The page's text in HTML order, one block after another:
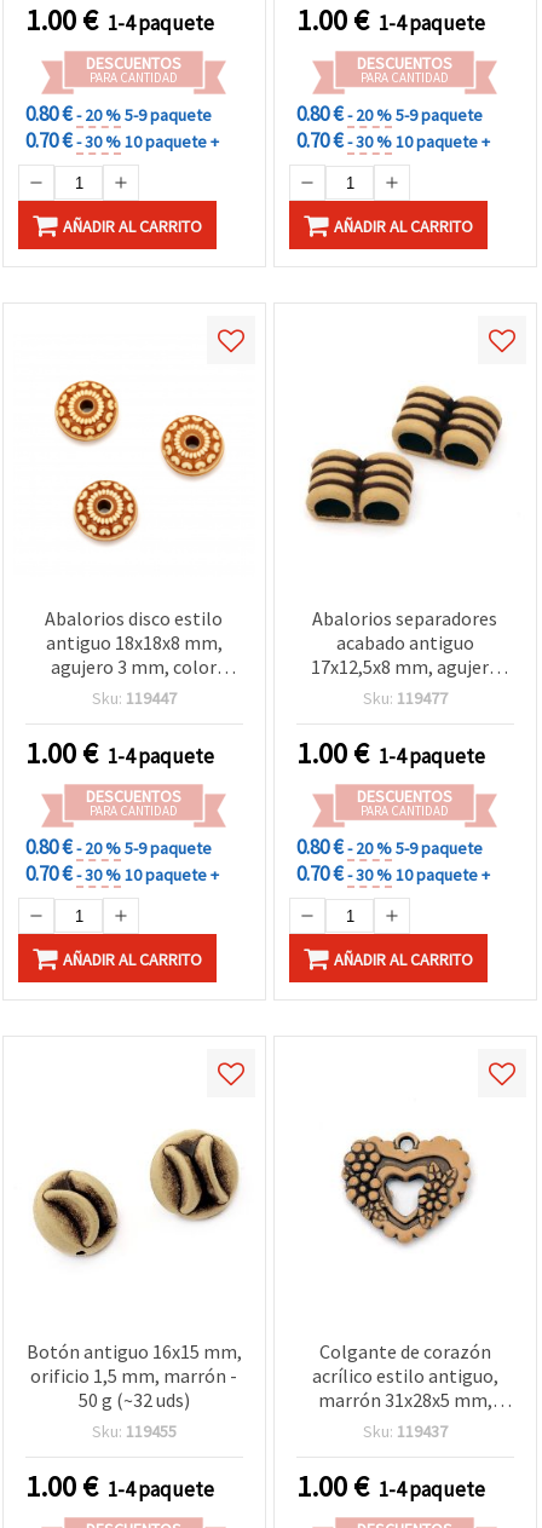
1.00€ 1-4 paquete
DESCUENTOS
PARA CANTIDAD
0.80 €- 20 %5-9 paquete
0.70 €- 30 %10 paquete +
AÑADIR AL CARRITO
1.00€ 1-4 paquete
DESCUENTOS
PARA CANTIDAD
0.80 €- 20 %5-9 paquete
0.70 €- 30 %10 paquete +
AÑADIR AL CARRITO
Abalorios disco estilo
antiguo 18x18x8 mm,
agujero 3 mm, color
marrón - 50 g (~33 uds)
Sku: 119447
1.00€ 1-4 paquete
DESCUENTOS
PARA CANTIDAD
0.80 €- 20 %5-9 paquete
0.70 €- 30 %10 paquete +
AÑADIR AL CARRITO
Abalorios separadores
acabado antiguo
17x12,5x8 mm, agujero
5x4 mm, marrón - 50 g
Sku: 119477
1.00€ 1-4 paquete
DESCUENTOS
PARA CANTIDAD
0.80 €- 20 %5-9 paquete
0.70 €- 30 %10 paquete +
AÑADIR AL CARRITO
Botón antiguo 16x15 mm,
orificio 1,5 mm, marrón -
50 g (~32 uds)
Sku: 119455
1.00€ 1-4 paquete
Colgante de corazón
acrílico estilo antiguo,
marrón 31x28x5 mm,
agujero 3 mm - 50 g
bisutería y manualidades
Sku: 119437
1.00€ 1-4 paquete